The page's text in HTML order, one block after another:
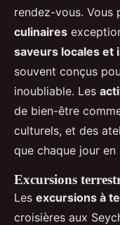
rendez-vous. Vous
culinaires
saveurs locales et
souvent conçus
inoubliable. Les
de bien-être
culturels, et des
que chaque jour
Excursions
Les excursions à
croisières aux